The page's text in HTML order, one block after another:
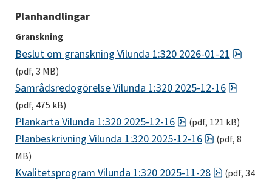
Planhandlingar
Granskning
Beslut om granskning Vilunda 1:320 2026-01-21 pdf, 3
(pdf, 3 MB)
Samrådsredogörelse Vilunda 1:320 2025-12-16 pdf,
(pdf, 475 kB)
Plankarta Vilunda 1:320 2025-12-16 pdf, 121 kB.
(pdf, 121 kB)
Planbeskrivning Vilunda 1:320 2025-12-16 pdf, 8 MB.
(pdf, 8
MB)
Kvalitetsprogram Vilunda 1:320 2025-11-28 pdf, 34
(pdf, 34